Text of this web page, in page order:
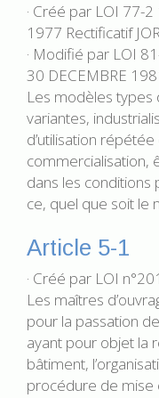
· Créé par LOI 77-
1977 Rectificatif
· Modifié par LOI
30 DECEMBRE
Les modèles types
variantes,
d’utilisation
commercialisation,
dans les conditions
ce, quel que soit le
Article 5-1
· Créé par LOI
Les maîtres
pour la passation
ayant pour objet la
bâtiment,
procédure de mise